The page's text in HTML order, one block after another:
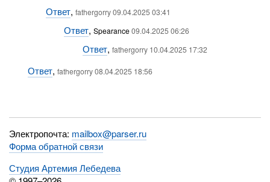
Ответ, fathergorry 09.04.2025 03:41
Ответ,Spearance09.04.2025 06:26
Ответ, fathergorry 10.04.2025 17:32
Ответ, fathergorry 08.04.2025 18:56
Электропочта: mailbox@parser.ru
Форма обратной связи
Студия Артемия Лебедева